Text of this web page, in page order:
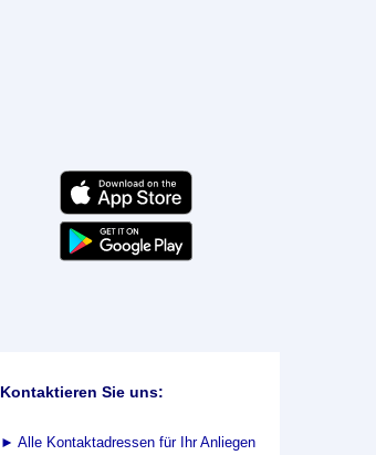
Kontaktieren Sie uns:
► Alle Kontaktadressen für Ihr Anliegen